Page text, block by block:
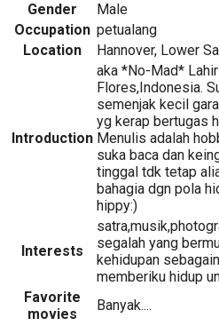
Gender
Male
Occupation petualang
Location
Hannover, Lower
Introduction
aka *No-Mad*
Flores,Indonesia.
semenjak kecil
yg kerap bertugas
Menulis adalah
suka baca dan
tinggal tdk tetap
bahagia dgn pola
hippy:)
Interests
segalah yang
kehidupan
memberiku hidup
Favorite
movies
Banyak....